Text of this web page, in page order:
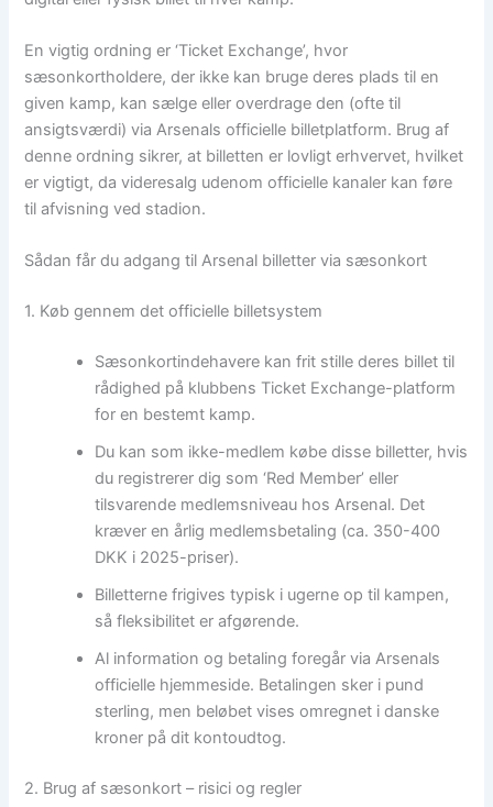
En vigtig ordning er ‘Ticket Exchange’, hvor
sæsonkortholdere, der ikke kan bruge deres plads til en
given kamp, kan sælge eller overdrage den (ofte til
ansigtsværdi) via Arsenals officielle billetplatform. Brug af
denne ordning sikrer, at billetten er lovligt erhvervet, hvilket
er vigtigt, da videresalg udenom officielle kanaler kan føre
til afvisning ved stadion.
Sådan får du adgang til Arsenal billetter via sæsonkort
1. Køb gennem det officielle billetsystem
Sæsonkortindehavere kan frit stille deres billet til
rådighed på klubbens Ticket Exchange-platform
for en bestemt kamp.
Du kan som ikke-medlem købe disse billetter, hvis
du registrerer dig som ‘Red Member’ eller
tilsvarende medlemsniveau hos Arsenal. Det
kræver en årlig medlemsbetaling (ca. 350-400
DKK i 2025-priser).
Billetterne frigives typisk i ugerne op til kampen,
så fleksibilitet er afgørende.
Al information og betaling foregår via Arsenals
officielle hjemmeside. Betalingen sker i pund
sterling, men beløbet vises omregnet i danske
kroner på dit kontoudtog.
2. Brug af sæsonkort – risici og regler